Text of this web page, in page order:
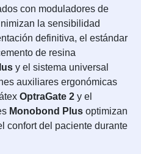
con moduladores de
la sensibilidad
definitiva, el estándar
de resina
y el sistema universal
auxiliares ergonómicas
OptraGate 2 y el
Monobond Plus optimizan
confort del paciente durante